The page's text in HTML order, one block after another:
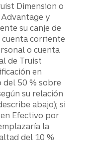
Dimension o
y
su canje de
cuenta corriente
o cuenta
de Truist
en
del 50 % sobre
su relación
abajo); si
Efectivo por
la
del 10 %